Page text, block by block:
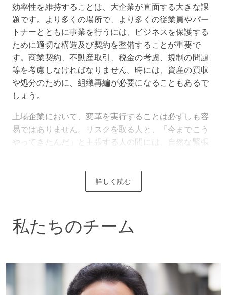
効率性を維持することは、大企業が直面する大きな課
題です。より多くの場所で、より多くの従業員やパー
トナーとともに事業を行うには、ビジネスを保護する
ために適切な構造及び契約を整備することが重要で
す。商業契約、不動産取引、税金の考慮、規制の問題
等を考慮しなければなりません。時には、資産の買収
や処分のために、組織再編が必要になることもあるで
しょう。
上場企業において、変革を実行することは必ずしも容
易ではありません。リスクを取る人と、「今までこう
やってきたんだ」と主張する人の間には、自然な緊張
ズムは多くの上場企業に影響を与えています。最善の
結果に向けて舵を切るには、適切な判断力と強いリー
フルサービスのチーム
提供する大規模かつ成長中の企業です。コーポレー
ト、雇用、知的財産、不動産、金融、訴訟、税務及び
レピュテーション・マネジメントに特化した世界18カ
詳しく読む
私たちのチーム